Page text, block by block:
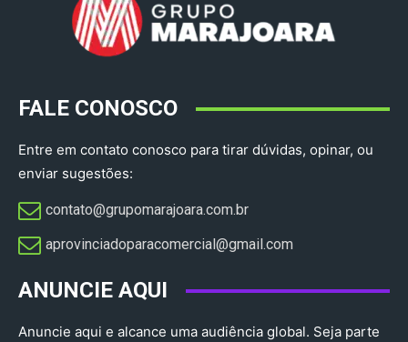
FALE CONOSCO
Entre em contato conosco para tirar dúvidas, opinar, ou
enviar sugestões:
contato@grupomarajoara.com.br
aprovinciadoparacomercial@gmail.com​
ANUNCIE AQUI
Anuncie aqui e alcance uma audiência global. Seja parte